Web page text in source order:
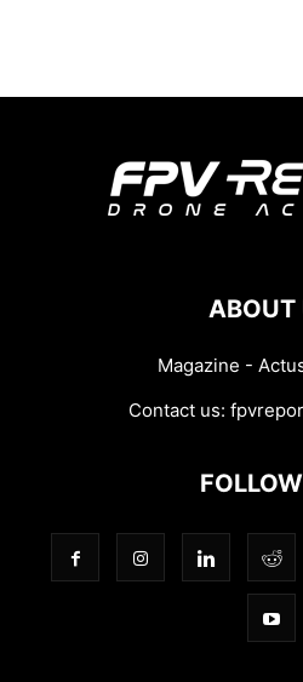
ABOUT
Magazine -
Contact us: